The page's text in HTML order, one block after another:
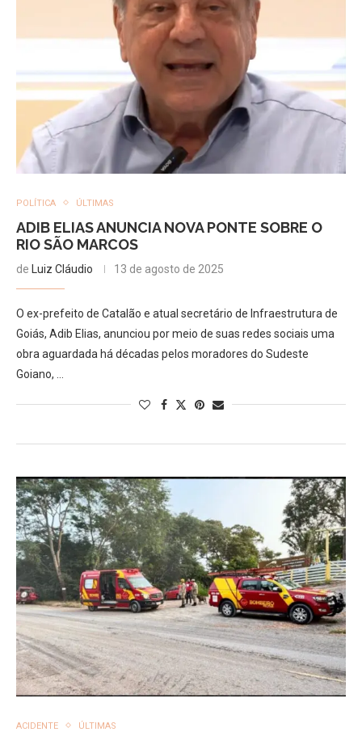
POLÍTICA ÚLTIMAS
ADIB ELIAS ANUNCIA NOVA PONTE SOBRE O
RIO SÃO MARCOS
de Luiz Cláudio 13 de agosto de 2025
O ex-prefeito de Catalão e atual secretário de Infraestrutura de
Goiás, Adib Elias, anunciou por meio de suas redes sociais uma
obra aguardada há décadas pelos moradores do Sudeste
Goiano, …
ACIDENTE ÚLTIMAS